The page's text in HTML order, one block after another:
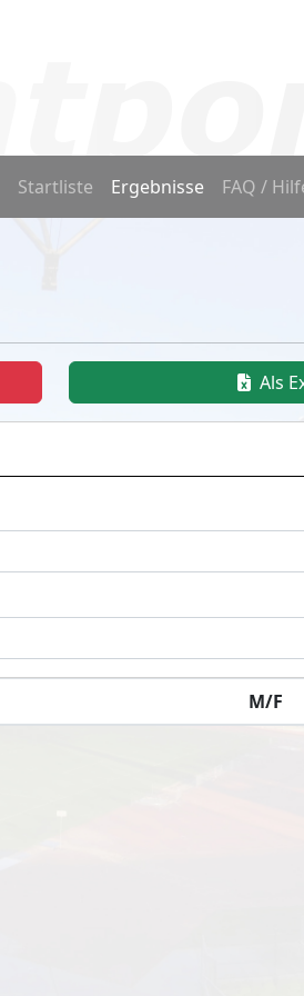
Startliste Ergebnisse FAQ /
Als
M/F